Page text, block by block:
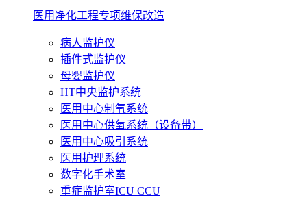
医用净化工程专项维保改造
病人监护仪
插件式监护仪
母婴监护仪
HT中央监护系统
医用中心制氧系统
医用中心供氧系统（设备带）
医用中心吸引系统
医用护理系统
数字化手术室
重症监护室ICU CCU